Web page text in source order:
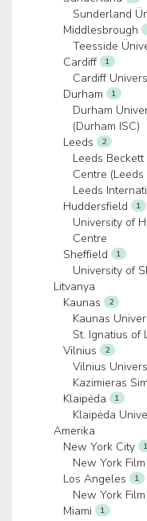
Sunderland
Middlesbrough
Teesside
Cardiff
1
Cardiff
Durham
1
Durham
(Durham ISC)
Leeds
2
Leeds
Centre (Leeds
Leeds
Huddersfield
1
University of
Centre
Sheffield
1
University of
Litvanya
Kaunas
2
Kaunas
St. Ignatius of
Vilnius
2
Vilnius
Kazimieras
Klaipėda
1
Klaipėda
Amerika
New York City
1
New York
Los Angeles
1
New York
Miami
1